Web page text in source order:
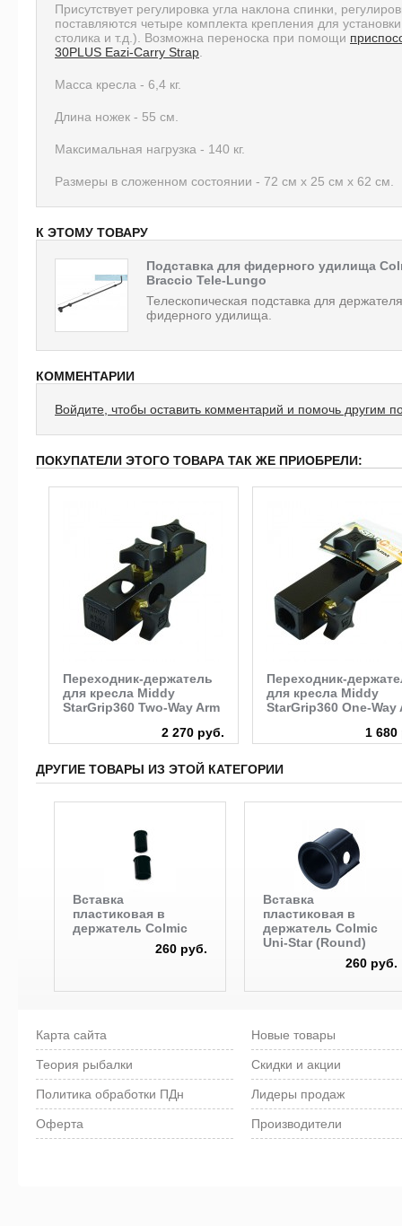
Присутствует регулировка угла наклона спинки,
поставляются четыре комплекта крепления для
столика и т.д.). Возможна переноска при помощи
30PLUS Eazi-Carry Strap
Масса кресла - 6,4 кг.
Длина ножек - 55 см.
Максимальная нагрузка - 140 кг.
Размеры в сложенном состоянии - 72 см х 25 см х 62 см.
К ЭТОМУ ТОВАРУ
Подставка для фидерного удилища
Braccio Tele-Lungo
Телескопическая подставка для держателя
фидерного удилища.
КОММЕНТАРИИ
Войдите, чтобы оставить комментарий и помочь другим
ПОКУПАТЕЛИ ЭТОГО ТОВАРА ТАК ЖЕ ПРИОБРЕЛИ:
Переходник-держатель
для кресла Middy
StarGrip360 Two-Way Arm
2 270 руб.
Переходник-
для кресла Middy
StarGrip360 One-Way
1 680
ДРУГИЕ ТОВАРЫ ИЗ ЭТОЙ КАТЕГОРИИ
Вставка
пластиковая в
держатель Colmic
260 руб.
Вставка
пластиковая в
держатель Colmic
Uni-Star (Round)
260 руб.
Карта сайта
Теория рыбалки
Политика обработки ПДн
Оферта
Новые товары
Скидки и акции
Лидеры продаж
Производители